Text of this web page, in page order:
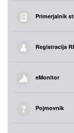
Primerjalnik
Registracija
eMonitor
Pojmovnik